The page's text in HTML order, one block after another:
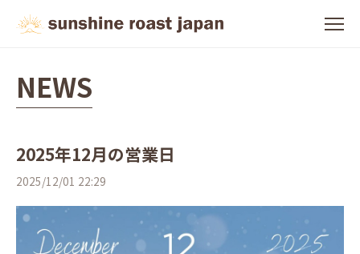
NEWS
2025年12月の営業日
2025/12/01 22:29